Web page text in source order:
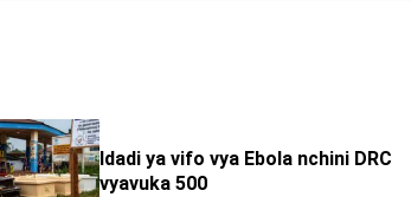
Idadi ya vifo vya Ebola nchini DRC
vyavuka 500